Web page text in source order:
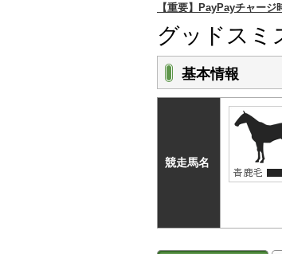
【重要】PayPayチャージ
グッドスミ
基本情報
競走馬名